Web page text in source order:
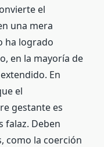
el
una mera
ha logrado
en la mayoría de
En
el
gestante es
falaz. Deben
como la coerción